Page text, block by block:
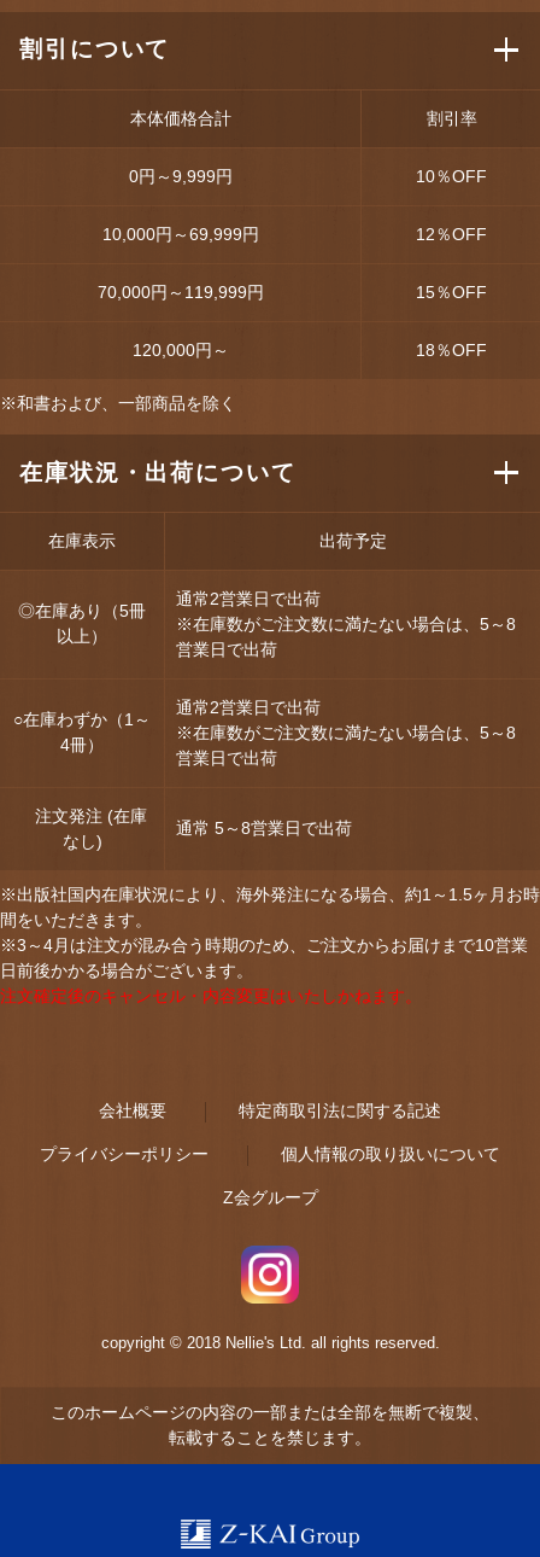
割引について
本体価格合計 割引率
0円～9,999円 10％OFF
10,000円～69,999円 12％OFF
70,000円～119,999円 15％OFF
120,000円～ 18％OFF
※和書および、一部商品を除く
在庫状況・出荷について
在庫表示 出荷予定
◎在庫あり（5冊
以上）
通常2営業日で出荷
※在庫数がご注文数に満たない場合は、5～8
営業日で出荷
○在庫わずか（1～
4冊）
通常2営業日で出荷
※在庫数がご注文数に満たない場合は、5～8
営業日で出荷
注文発注 (在庫
なし)
通常 5～8営業日で出荷
※出版社国内在庫状況により、海外発注になる場合、約1～1.5ヶ月お時
間をいただきます。
※3～4月は注文が混み合う時期のため、ご注文からお届けまで10営業
日前後かかる場合がございます。
注文確定後のキャンセル・内容変更はいたしかねます。
会社概要 特定商取引法に関する記述
プライバシーポリシー 個人情報の取り扱いについて
Z会グループ
copyright © 2018 Nellie's Ltd. all rights reserved.
このホームページの内容の一部または全部を無断で複製、
転載することを禁じます。